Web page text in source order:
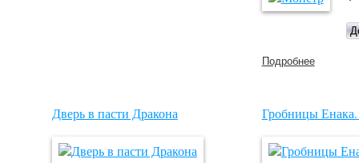
Подробнеео
Дверь в пасти Дракона Гробницы